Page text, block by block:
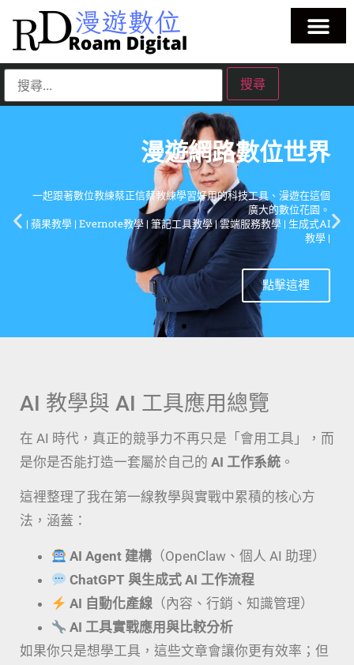
漫遊網路數位世界
一起跟著數位教練蔡正信蔡教練學習好用的科技工具、漫遊廣大的
數位花園。
| Apple | Cloud | Note-Taking | Tech | AIGC |
AI 教學與 AI 工具應用總覽
在 AI 時代，真正的競爭力不再只是「會用工具」，而
是你是否能打造一套屬於自己的 AI 工作系統 。
這裡整理了我在第一線教學與實戰中累積的核心方
法，涵蓋：
AI Agent 建構 （OpenClaw、個人 AI 助理）
ChatGPT 與生成式 AI 工作流程
AI 自動化產線 （內容、行銷、知識管理）
AI 工具實戰應用與比較分析
如果你只是想學工具，這些文章會讓你更有效率；但